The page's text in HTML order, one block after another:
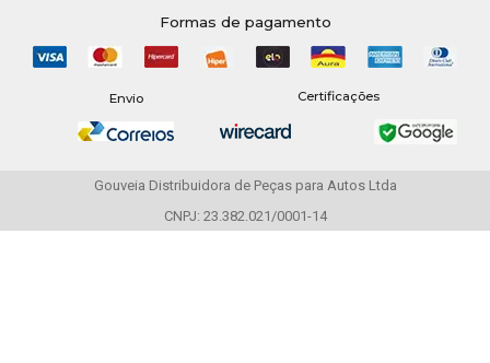
Formas de pagamento
Envio Certificações
Gouveia Distribuidora de Peças para Autos Ltda
CNPJ: 23.382.021/0001-14